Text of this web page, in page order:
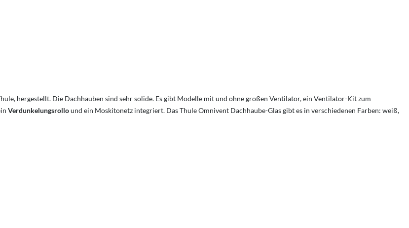
hergestellt. Die Dachhauben sind sehr solide. Es gibt Modelle mit und ohne großen Ventilator, ein Ventilator-Kit zum
Verdunkelungsrollound ein Moskitonetz integriert. Das Thule Omnivent Dachhaube-Glas gibt es in verschiedenen Farben: weiß,